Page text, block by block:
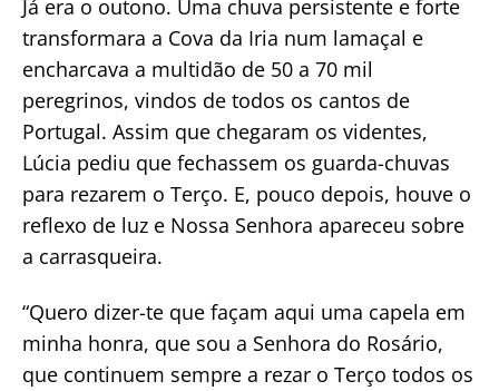
Já era o outono. Uma chuva persistente e forte
transformara a Cova da Iria num lamaçal e
encharcava a multidão de 50 a 70 mil
peregrinos, vindos de todos os cantos de
Portugal. Assim que chegaram os videntes,
Lúcia pediu que fechassem os guarda-chuvas
para rezarem o Terço. E, pouco depois, houve o
reflexo de luz e Nossa Senhora apareceu sobre
a carrasqueira.
“Quero dizer-te que façam aqui uma capela em
minha honra, que sou a Senhora do Rosário,
que continuem sempre a rezar o Terço todos os